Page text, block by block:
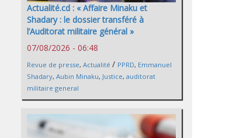
Actualité.cd : « Affaire Minaku et
Shadary : le dossier transféré à
l’Auditorat militaire général »
07/08/2026 - 06:48
Revue de presse, Actualité / PPRD, Emmanuel
Shadary, Aubin Minaku, Justice, auditorat
militaire general